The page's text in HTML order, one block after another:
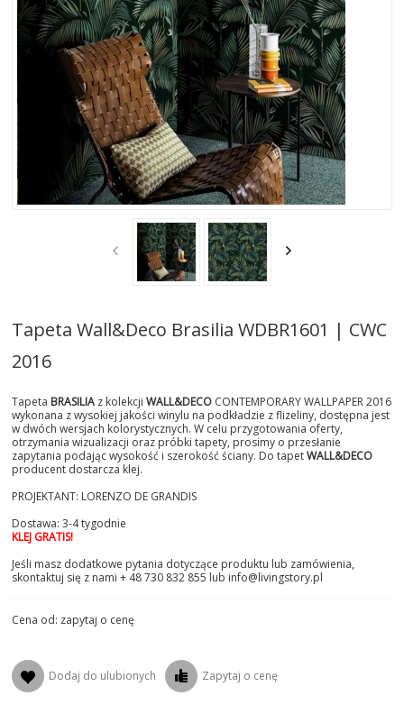
AKTUALNOSCI
STREFA-PROJEKTANTA
REALIZACJE
INSPIRACJE
KONTAKT
Tapeta Wall&Deco Brasilia WDBR1601 | CWC
2016
Tapeta BRASILIA z kolekcjiWALL&DECO CONTEMPORARY WALLPAPER 2016
wykonana z wysokiej jakości winylu na podkładzie z flizeliny, dostępna jest
w dwóch wersjach kolorystycznych. W celu przygotowania oferty,
otrzymania wizualizacji oraz próbki tapety, prosimy o przesłanie
zapytania podając wysokość i szerokość ściany. Do tapetWALL&DECO
producent dostarcza klej.
PROJEKTANT: LORENZO DE GRANDIS
Dostawa: 3-4 tygodnie
KLEJ GRATIS!
Jeśli masz dodatkowe pytania dotyczące produktu lub zamówienia,
skontaktuj się z nami + 48 730 832 855 lub info@livingstory.pl
Cena od: zapytaj o cenę
Dodaj do ulubionych Zapytaj o cenę